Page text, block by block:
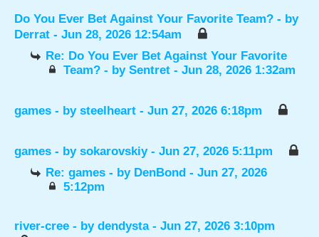
Do You Ever Bet Against Your Favorite Team? - by
Derrat - Jun 28, 2026 12:54am
Re: Do You Ever Bet Against Your Favorite
Team? - by Sentret- Jun 28, 2026 1:32am
games - by steelheart - Jun 27, 2026 6:18pm
games - by sokarovskiy- Jun 27, 2026 5:11pm
Re: games - by DenBond - Jun 27, 2026
5:12pm
river-cree - by dendysta- Jun 27, 2026 3:10pm